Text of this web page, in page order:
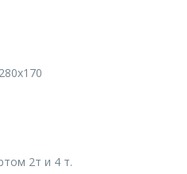
280х170
2т и 4 т.